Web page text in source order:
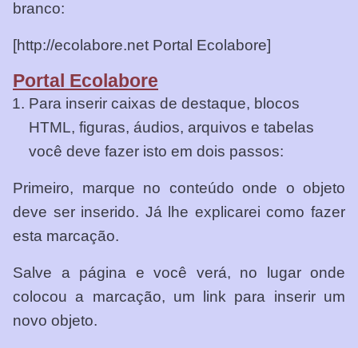
branco:
[http://ecolabore.net Portal Ecolabore]
Portal Ecolabore
Para inserir caixas de destaque, blocos
HTML, figuras, áudios, arquivos e tabelas
você deve fazer isto em dois passos:
Primeiro, marque no conteúdo onde o objeto
deve ser inserido. Já lhe explicarei como fazer
esta marcação.
Salve a página e você verá, no lugar onde
colocou a marcação, um link para inserir um
novo objeto.